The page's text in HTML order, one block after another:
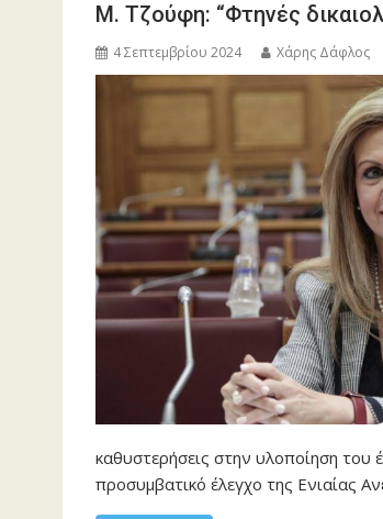
Μ. Τζούφη: “Φτηνές
4 Σεπτεμβρίου 2024 Χάρης Δάφλος
καθυστερήσεις στην υλοποίηση
προσυμβατικό έλεγχο της Ενιαίας